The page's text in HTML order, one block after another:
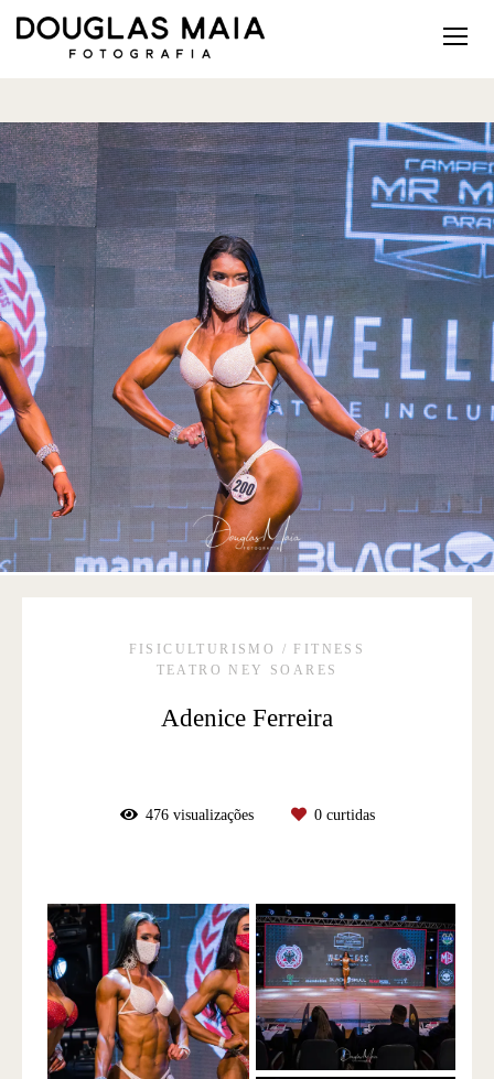
FISICULTURISMO / FITNESS
TEATRO NEY SOARES
Adenice Ferreira
476visualizações 0curtidas